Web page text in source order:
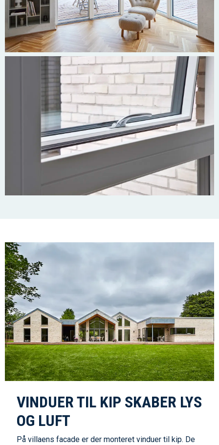
VINDUER TIL KIP SKABER LYS
OG LUFT
På villaens facade er der monteret vinduer til kip. De